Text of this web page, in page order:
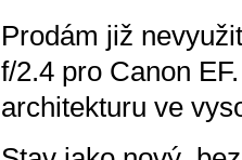
Prodám již
f/2.4 pro Canon
architekturu ve